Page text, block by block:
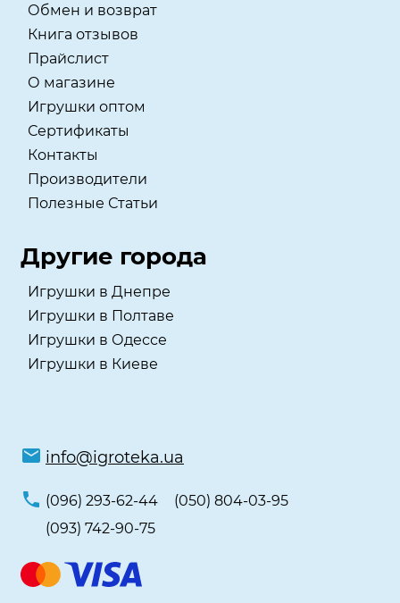
Обмен и возврат
Книга отзывов
Прайслист
О магазине
Игрушки оптом
Сертификаты
Контакты
Производители
Полезные Статьи
Другие города
Игрушки в Днепре
Игрушки в Полтаве
Игрушки в Одессе
Игрушки в Киеве
info@igroteka.ua
(096) 293-62-44
(050) 804-03-95
(093) 742-90-75